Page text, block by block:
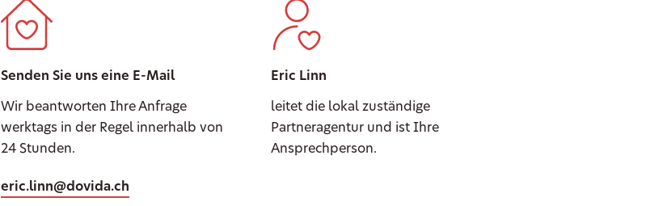
Senden Sie uns eine E-Mail
Wir beantworten Ihre Anfrage
werktags in der Regel innerhalb von
24 Stunden.
eric.linn@dovida.ch
Eric Linn
leitet die lokal zuständige
Partneragentur und ist Ihre
Ansprechperson.